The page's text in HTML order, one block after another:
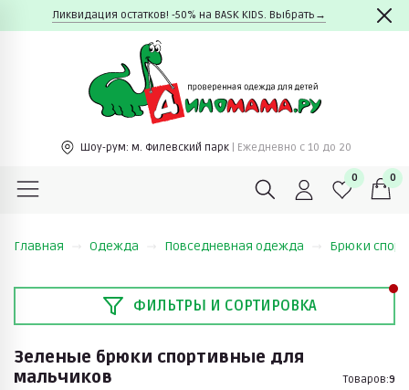
Ликвидация остатков! -50% на BASK KIDS. Выбрать→
Шоу-рум: м. Филевский парк | Ежедневно c 10 до 20
0 0
Главная Одежда Повседневная одежда Брюки
ФИЛЬТРЫ И СОРТИРОВКА
Зеленые брюки спортивные для
мальчиков
Товаров:9